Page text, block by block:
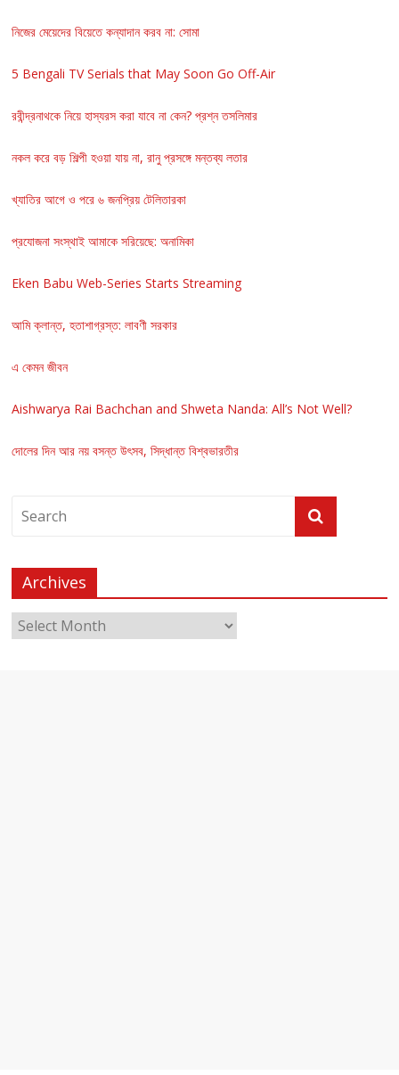
নিজের মেয়েদের বিয়েতে কন্যাদান করব না: সোমা
5 Bengali TV Serials that May Soon Go Off-Air
রবীন্দ্রনাথকে নিয়ে হাস্যরস করা যাবে না কেন? প্রশ্ন তসলিমার
নকল করে বড় শিল্পী হওয়া যায় না, রানু প্রসঙ্গে মন্তব্য লতার
খ্যাতির আগে ও পরে ৬ জনপ্রিয় টেলিতারকা
প্রযোজনা সংস্থাই আমাকে সরিয়েছে: অনামিকা
Eken Babu Web-Series Starts Streaming
আমি ক্লান্ত, হতাশাগ্রস্ত: লাবণী সরকার
এ কেমন জীবন
Aishwarya Rai Bachchan and Shweta Nanda: All’s Not Well?
দোলের দিন আর নয় বসন্ত উৎসব, সিদ্ধান্ত বিশ্বভারতীর
Archives